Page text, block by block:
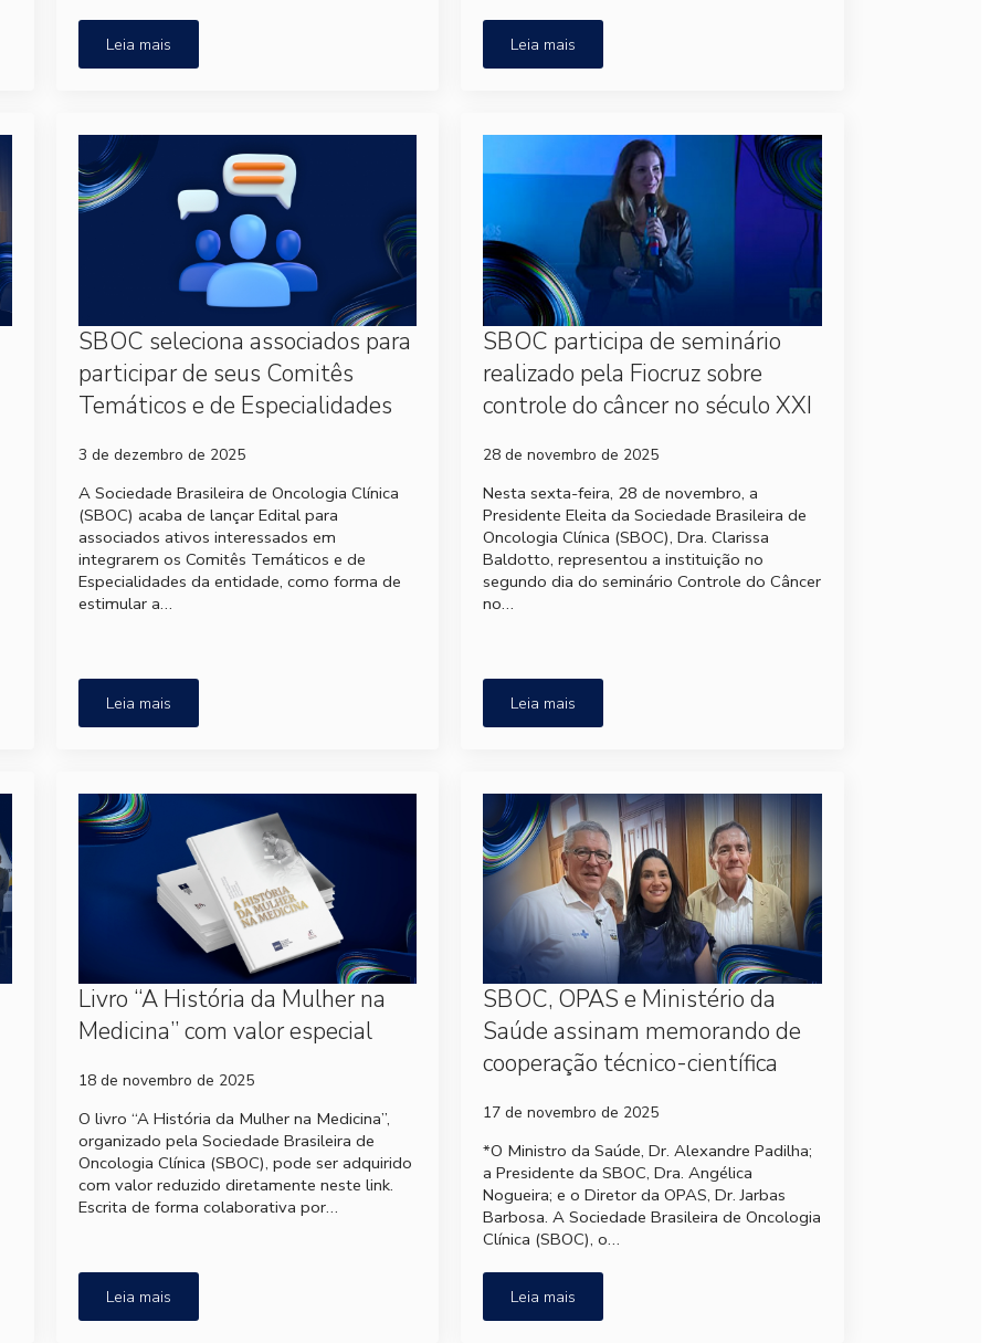
Leia mais Leia mais
SBOC seleciona associados para
participar de seus Comitês
Temáticos e de Especialidades
3 de dezembro de 2025
A Sociedade Brasileira de Oncologia Clínica
(SBOC) acaba de lançar Edital para
associados ativos interessados em
integrarem os Comitês Temáticos e de
Especialidades da entidade, como forma de
estimular a…
Leia mais
SBOC participa de seminário
realizado pela Fiocruz sobre
controle do câncer no século XXI
28 de novembro de 2025
Nesta sexta-feira, 28 de novembro, a
Presidente Eleita da Sociedade Brasileira de
Oncologia Clínica (SBOC), Dra. Clarissa
Baldotto, representou a instituição no
segundo dia do seminário Controle do Câncer
no…
Leia mais
Livro “A História da Mulher na
Medicina” com valor especial
18 de novembro de 2025
O livro “A História da Mulher na Medicina”,
organizado pela Sociedade Brasileira de
Oncologia Clínica (SBOC), pode ser adquirido
com valor reduzido diretamente neste link.
Escrita de forma colaborativa por…
Leia mais
SBOC, OPAS e Ministério da
Saúde assinam memorando de
cooperação técnico-científica
17 de novembro de 2025
*O Ministro da Saúde, Dr. Alexandre Padilha;
a Presidente da SBOC, Dra. Angélica
Nogueira; e o Diretor da OPAS, Dr. Jarbas
Barbosa. A Sociedade Brasileira de Oncologia
Clínica (SBOC), o…
Leia mais